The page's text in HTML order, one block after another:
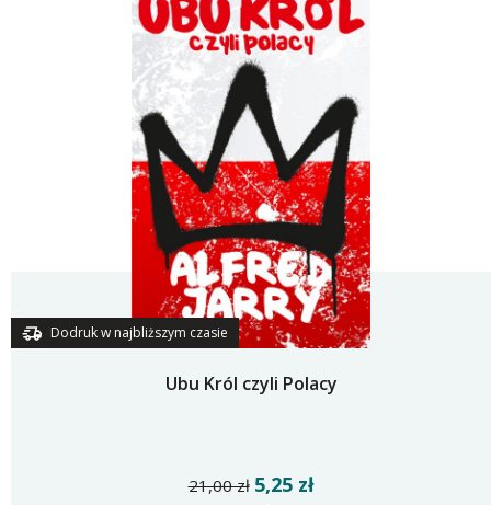
Dodruk w najbliższym czasie
Ubu Król czyli Polacy
21,00 zł 5,25 zł